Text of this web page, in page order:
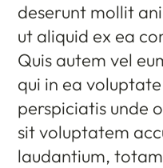
deserunt mollit
ut aliquid ex ea
Quis autem vel
qui in ea
perspiciatis unde
sit voluptatem
laudantium,